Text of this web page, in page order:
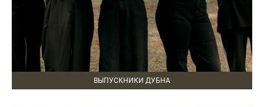
ВЫПУСКНИКИ ДУБНА